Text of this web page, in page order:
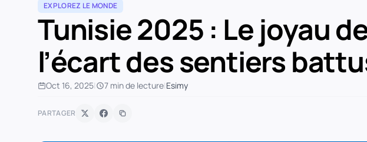
EXPLOREZ LE MONDE
Tunisie 2025 : Le joyau
l’écart des sentiers
Oct 16, 2025| 7 min de lecture|Esimy
PARTAGER